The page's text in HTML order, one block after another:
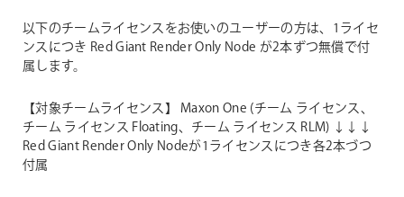
以下のチームライセンスをお使いのユーザーの方は、1ライセ
ンスにつき Red Giant Render Only Node が2本ずつ無償で付
属します。
【対象チームライセンス】
Maxon One (チーム ライセンス、
チーム ライセンス Floating、チーム ライセンス RLM) ↓↓↓
Red Giant Render Only Nodeが1ライセンスにつき各2本づつ
付属